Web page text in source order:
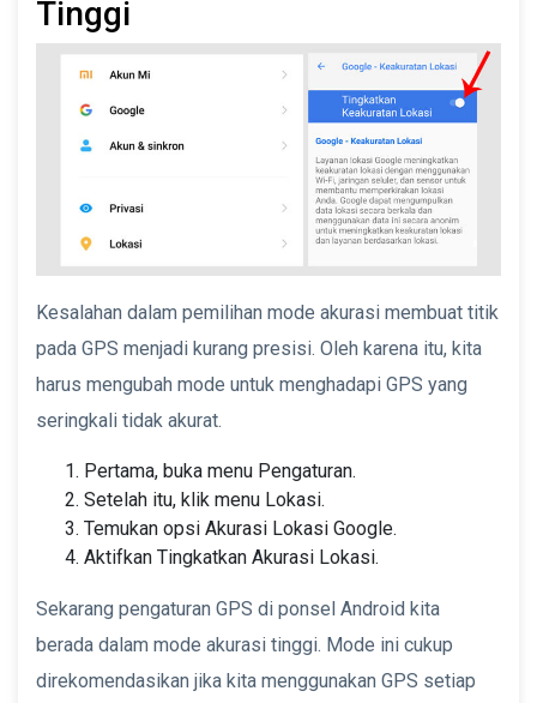
Tinggi
Kesalahan dalam pemilihan mode akurasi membuat titik
pada GPS menjadi kurang presisi. Oleh karena itu, kita
harus mengubah mode untuk menghadapi GPS yang
seringkali tidak akurat.
Pertama, buka menu Pengaturan.
Setelah itu, klik menu Lokasi.
Temukan opsi Akurasi Lokasi Google.
Aktifkan Tingkatkan Akurasi Lokasi.
Sekarang pengaturan GPS di ponsel Android kita
berada dalam mode akurasi tinggi. Mode ini cukup
direkomendasikan jika kita menggunakan GPS setiap